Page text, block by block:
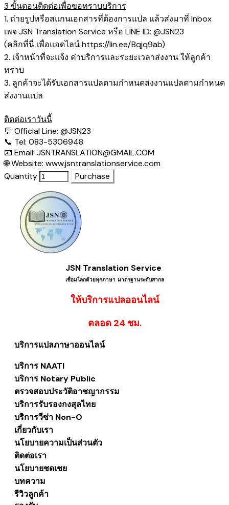
3 ขั้นตอนติดต่อเพื่อขอทราบบริการ
1. ถ่ายรูปหรือสแกนเอกสารที่ต้องการแปล แล้วส่งมาที่ Inbox
เพจ JSN Translation Service หรือ LINE ID: @JSN23
(คลิกที่นี่ เพื่อแอดไลน์https://lin.ee/Bqjq9ab)
2. เจ้าหน้าที่จะแจ้ง ค่าบริการและระยะเวลาส่งงาน ให้ลูกค้า
ทราบ
3. ลูกค้าจะได้รับเอกสารแปลตามกำหนดส่งงานแปลตามกำหนด
ส่งงานแปล
ติดต่อเราวันนี้
💬 Official Line: @JSN23
📞 Tel: 083-5306948
📧 Email: JSNTRANSLATION@GMAIL.COM
🌐 Website: www.jsntranslationservice.com
Quantity
Purchase
JSN Translation Service
เชื่อมโลกด้วยทุกภาษา ​มาตรฐานระดับสากล
ให้บริการแปลออนไลน์
​ตลอด 24 ชม.
บริการแปลภาษาออนไลน์
บริการ NAATI
บริการ Notary Public
ตรวจสอบประวัติอาชญากรรม
บริการรับรองกงสุลไทย
บริการวีซ่า Non-O
เกี่ยวกับเรา
นโยบายความเป็นส่วนตัว
ติดต่อเรา
นโยบายชดเชย
บทความ
รีวิวลูกค้า